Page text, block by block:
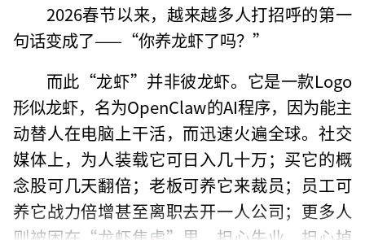
2026春节以来，越来越多人打招呼的第一
句话变成了——“你养龙虾了吗？”
而此“龙虾”并非彼龙虾。它是一款Logo
形似龙虾，名为OpenClaw的AI程序，因为能主
动替人在电脑上干活，而迅速火遍全球。社交
媒体上，为人装载它可日入几十万；买它的概
念股可几天翻倍；老板可养它来裁员；员工可
养它战力倍增甚至离职去开一人公司；更多人